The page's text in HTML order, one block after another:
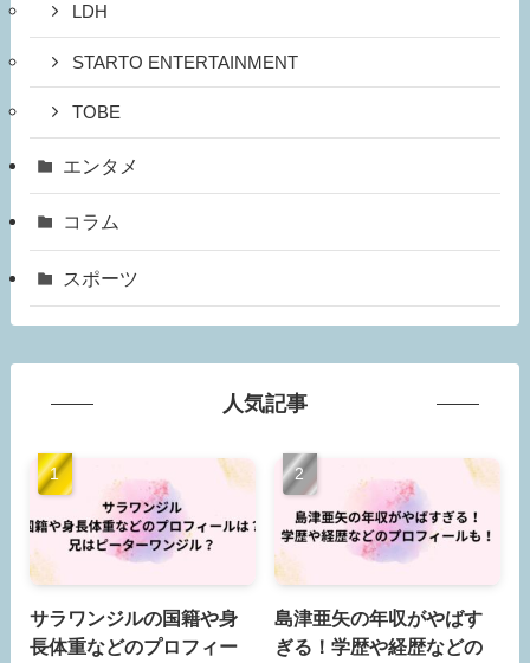
LDH
STARTO ENTERTAINMENT
TOBE
エンタメ
コラム
スポーツ
人気記事
サラワンジルの国籍や身
長体重などのプロフィー
島津亜矢の年収がやばす
ぎる！学歴や経歴などの